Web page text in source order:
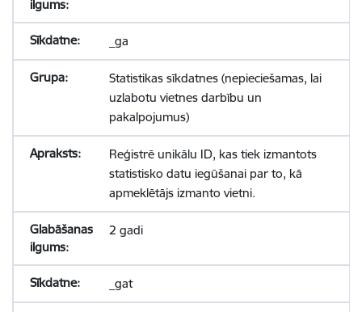
_ga
Statistikas sīkdatnes (nepieciešamas, lai
uzlabotu vietnes darbību un
pakalpojumus)
Reģistrē unikālu ID, kas tiek izmantots
statistisko datu iegūšanai par to, kā
apmeklētājs izmanto vietni.
2 gadi
_gat